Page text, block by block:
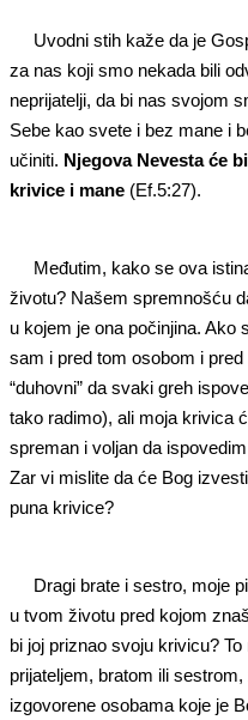
Uvodni stih kaže da je
za nas koji smo nekada bili
neprijatelji, da bi nas svojom
Sebe kao svete i bez mane i
učiniti. Njegova Nevesta će
krivice i mane (Ef.5:27).
Međutim, kako se ova
životu? Našem spremnošću
u kojem je ona počinjina. Ako
sam i pred tom osobom i
“duhovni” da svaki greh
tako radimo), ali moja krivica
spreman i voljan da
Zar vi mislite da će Bog
puna krivice?
Dragi brate i sestro, moje
u tvom životu pred kojom
bi joj priznao svoju krivicu?
prijateljem, bratom ili
izgovorene osobama koje je